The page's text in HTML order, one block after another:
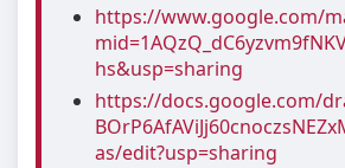
https://www.google.com/
hs&usp=sharing
https://docs.google.com/
as/edit?usp=sharing